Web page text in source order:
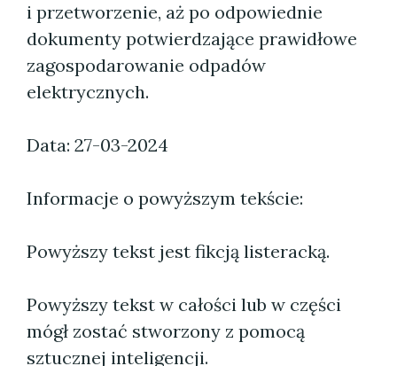
i przetworzenie, aż po odpowiednie
dokumenty potwierdzające prawidłowe
zagospodarowanie odpadów
elektrycznych.
Data: 27-03-2024
Informacje o powyższym tekście:
Powyższy tekst jest fikcją listeracką.
Powyższy tekst w całości lub w części
mógł zostać stworzony z pomocą
sztucznej inteligencji.